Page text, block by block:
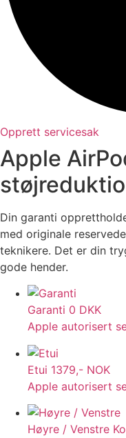
Opprett servicesak
Apple
Din garanti
med originale
teknikere. Det er din
gode hender.
Garanti 0 DKK
Apple autorisert
Etui 1379,- NOK
Apple autorisert
Høyre / Venstre